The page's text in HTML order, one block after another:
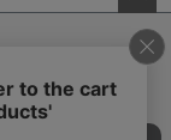
ペー
ジト